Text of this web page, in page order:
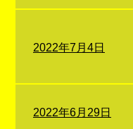
2022年7月4日
2022年6月29日